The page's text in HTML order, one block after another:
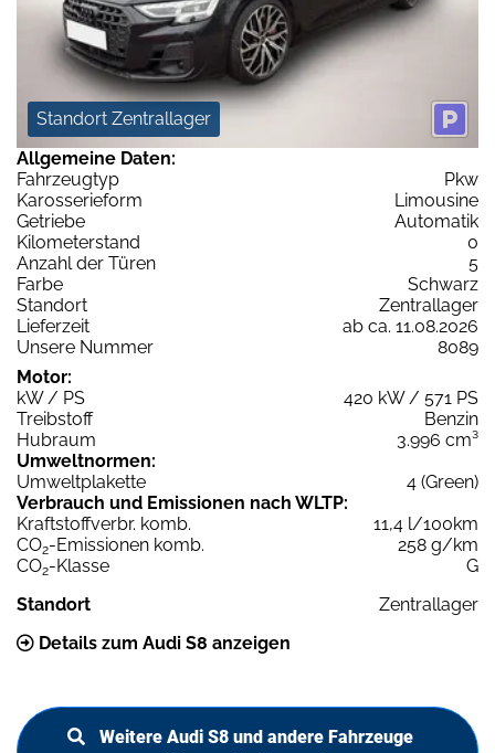
Standort Zentrallager
Allgemeine Daten:
Fahrzeugtyp
Pkw
Karosserieform
Limousine
Getriebe
Automatik
Kilometerstand
0
Anzahl der Türen
5
Farbe
Schwarz
Standort
Zentrallager
Lieferzeit
ab ca. 11.08.2026
Unsere Nummer
8089
Motor:
kW / PS
420 kW / 571 PS
Treibstoff
Benzin
Hubraum
3.996 cm³
Umweltnormen:
Umweltplakette
4 (Green)
Verbrauch und Emissionen nach WLTP:
Kraftstoffverbr. komb.
11,4 l/100km
CO2-Emissionen komb.
258 g/km
CO2-Klasse
G
Standort
Zentrallager
Details zum Audi S8 anzeigen
Weitere Audi S8 und andere Fahrzeuge